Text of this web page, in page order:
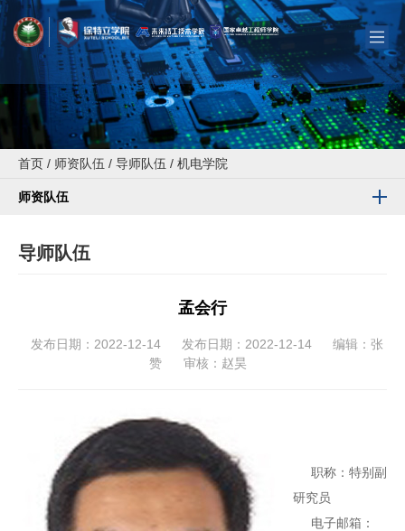
首页 / 师资队伍 / 导师队伍 / 机电学院
师资队伍
导师队伍
孟会行
发布日期：2022-12-14 发布日期：2022-12-14
编辑：张
赞
审核：赵昊
职称：特别副
研究员
电子邮箱：